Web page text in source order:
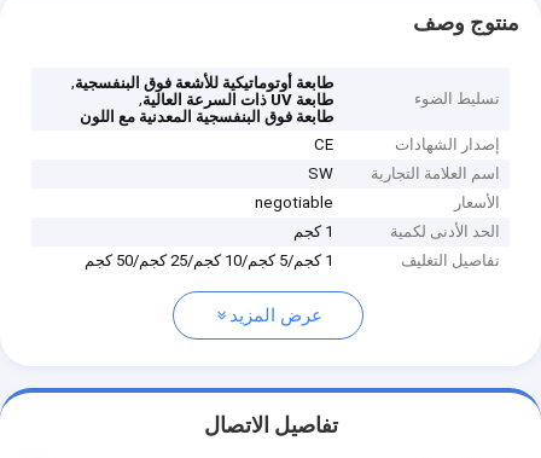
منتوج وصف
تسليط الضوء
طابعة أوتوماتيكية للأشعة فوق البنفسجية,
طابعة UV ذات السرعة العالية
,
طابعة فوق البنفسجية المعدنية مع اللون
إصدار الشهادات
CE
اسم العلامة التجارية
SW
الأسعار
negotiable
الحد الأدنى لكمية
1 كجم
تفاصيل التغليف
1 كجم/5 كجم/10 كجم/25 كجم/50 كجم
عرض المزيد
تفاصيل الاتصال